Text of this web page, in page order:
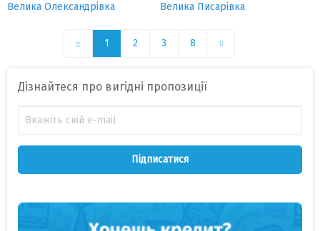
Велика Олександрівка Велика Писарівка
1 2 3 8
Дізнайтеся про вигідні пропозиції
Підписатися